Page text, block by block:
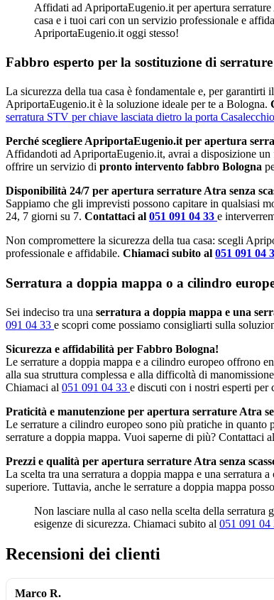
Affidati ad ApriportaEugenio.it per apertura
casa e i tuoi cari con un servizio professionale e
ApriportaEugenio.it oggi stesso!
Fabbro esperto per la sostituzione di
La sicurezza della tua casa è fondamentale e, per
ApriportaEugenio.it è la soluzione ideale per te a Bologna.
serratura STV per chiave lasciata dietro la porta
Perché scegliere ApriportaEugenio.it per apertura
Affidandoti ad ApriportaEugenio.it, avrai a disposizione
offrire un servizio di pronto intervento fabbro Bologna
Disponibilità 24/7 per apertura serrature Atra senza
Sappiamo che gli imprevisti possono capitare in qualsiasi
24, 7 giorni su 7. Contattaci al 051 091 04 33 e
Non compromettere la sicurezza della tua casa: scegli
professionale e affidabile. Chiamaci subito al 051 091 04
Serratura a doppia mappa o a cilindro
Sei indeciso tra una serratura a doppia mappa e una
091 04 33 e scopri come possiamo consigliarti sulla
Sicurezza e affidabilità per Fabbro Bologna!
Le serrature a doppia mappa e a cilindro europeo offrono
alla sua struttura complessa e alla difficoltà di
Chiamaci al 051 091 04 33 e discuti con i nostri esperti per
Praticità e manutenzione per apertura serrature Atra
Le serrature a cilindro europeo sono più pratiche in
serrature a doppia mappa. Vuoi saperne di più? Contattaci al
Prezzi e qualità per apertura serrature Atra senza
La scelta tra una serratura a doppia mappa e una
superiore. Tuttavia, anche le serrature a doppia mappa
Non lasciare nulla al caso nella scelta della
esigenze di sicurezza. Chiamaci subito al 051 091 04
Recensioni dei clienti
Marco R.